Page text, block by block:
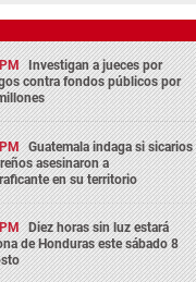
Investigan a jueces por
contra fondos públicos por
Guatemala indaga si sicarios
asesinaron a
en su territorio
Diez horas sin luz estará
de Honduras este sábado 8